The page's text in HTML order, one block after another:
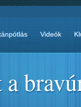
Videók